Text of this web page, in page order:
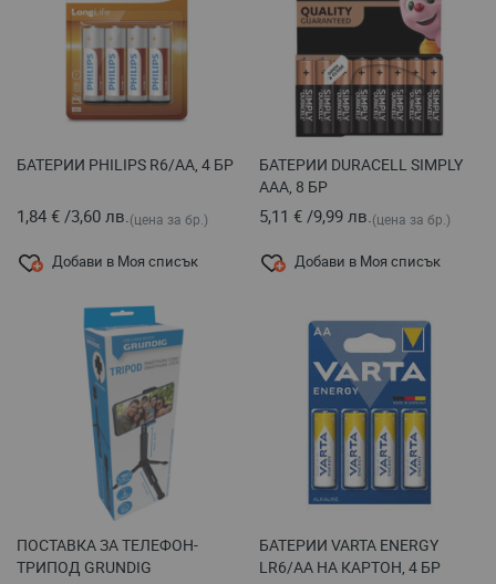
БАТЕРИИ PHILIPS R6/АА, 4 БР
1,84 € /3,60 лв.(цена за бр.)
Добави в Моя списък
БАТЕРИИ DURACELL SIMPLY
AAA, 8 БР
5,11 € /9,99 лв.(цена за бр.)
Добави в Моя списък
ПОСТАВКА ЗА ТЕЛЕФОН-
ТРИПОД GRUNDIG
БАТЕРИИ VARTA ENERGY
LR6/AA НА КАРТОН, 4 БР